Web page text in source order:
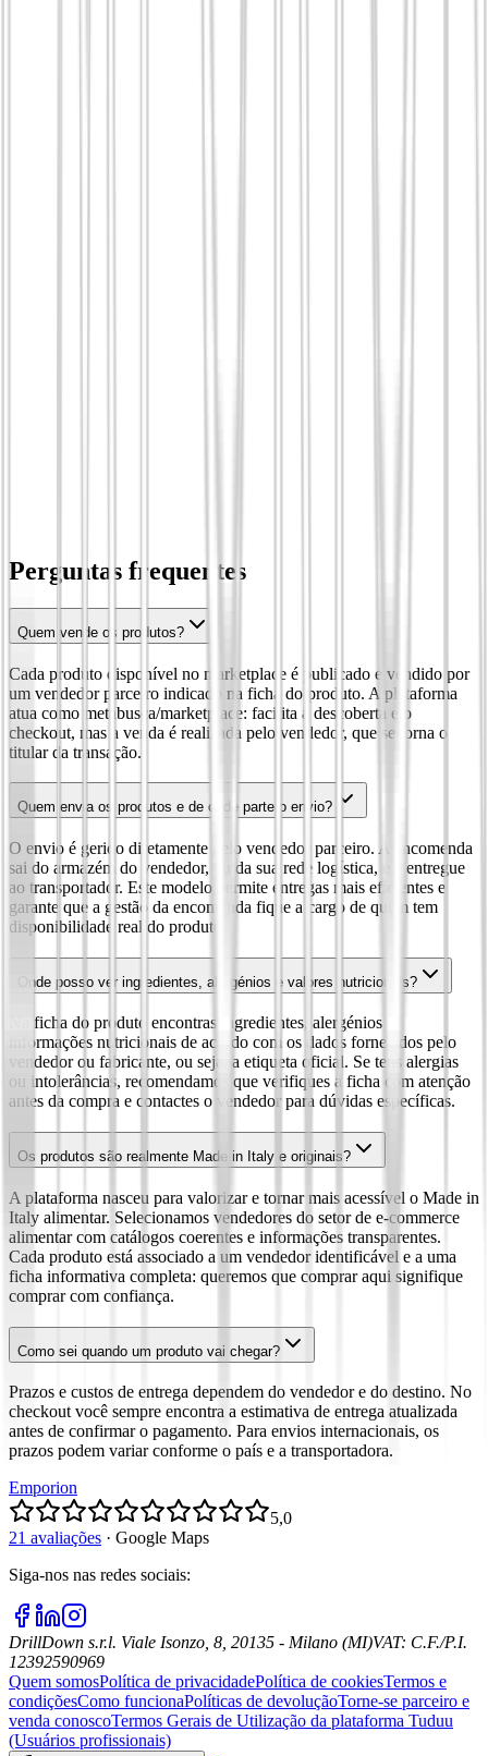
Perguntas frequentes
Quem vende os produtos?
Cada produto disponível no marketplace é publicado e vendido por
um vendedor parceiro indicado na ficha do produto. A plataforma
atua como metabusca/marketplace: facilita a descoberta e o
checkout, mas a venda é realizada pelo vendedor, que se torna o
titular da transação.
Quem envia os produtos e de onde parte o envio?
O envio é gerido diretamente pelo vendedor parceiro. A encomenda
sai do armazém do vendedor, ou da sua rede logística, e é entregue
ao transportador. Este modelo permite entregas mais eficientes e
garante que a gestão da encomenda fique a cargo de quem tem
disponibilidade real do produto.
Onde posso ver ingredientes, alergénios e valores nutricionais?
Na ficha do produto encontras ingredientes, alergénios e
informações nutricionais de acordo com os dados fornecidos pelo
vendedor ou fabricante, ou seja, a etiqueta oficial. Se tens alergias
ou intolerâncias, recomendamos que verifiques a ficha com atenção
antes da compra e contactes o vendedor para dúvidas específicas.
Os produtos são realmente Made in Italy e originais?
A plataforma nasceu para valorizar e tornar mais acessível o Made in
Italy alimentar. Selecionamos vendedores do setor de e-commerce
alimentar com catálogos coerentes e informações transparentes.
Cada produto está associado a um vendedor identificável e a uma
ficha informativa completa: queremos que comprar aqui signifique
comprar com confiança.
Como sei quando um produto vai chegar?
Prazos e custos de entrega dependem do vendedor e do destino. No
checkout você sempre encontra a estimativa de entrega atualizada
antes de confirmar o pagamento. Para envios internacionais, os
prazos podem variar conforme o país e a transportadora.
Emporion
5,0
21 avaliações · Google Maps
Siga-nos nas redes sociais:
DrillDown s.r.l. Viale Isonzo, 8, 20135 - Milano (MI)VAT: C.F./P.I.
12392590969
Quem somosPolítica de privacidadePolítica de cookiesTermos e
condiçõesComo funcionaPolíticas de devoluçãoTorne-se parceiro e
venda conoscoTermos Gerais de Utilização da plataforma Tuduu
(Usuários profissionais)